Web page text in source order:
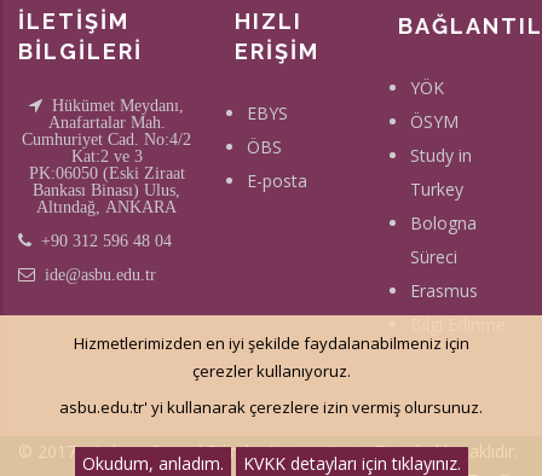
İLETİŞİM
BİLGİLERİ
Hükümet Meydanı,
Anafartalar Mah.
Cumhuriyet Cad. No:4/2
Kat:2 ve 3
PK:06050 (Eski Ziraat
Bankası Binası) Ulus,
Altındağ, ANKARA
+90 312 596 48 04
ide@asbu.edu.tr
HIZLI
ERİŞİM
EBYS
ÖBS
E-posta
YÖK
ÖSYM
Study in
Turkey
Bologna
Süreci
Erasmus
© 2017 - Ankara Sosyal Bilimler Üniversitesi - Tüm hakkı saklıdır.
Hizmetlerimizden en iyi şekilde faydalanabilmeniz için
çerezler kullanıyoruz.
asbu.edu.tr' yi kullanarak çerezlere izin vermiş olursunuz.
Okudum, anladım. KVKK detayları için tıklayınız.